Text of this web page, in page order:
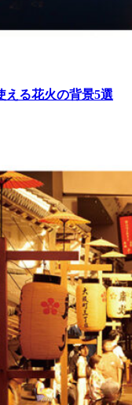
える花火の背景5選